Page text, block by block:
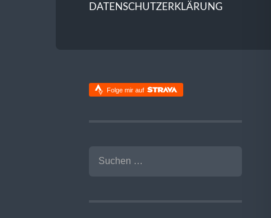
DATENSCHUTZERKLÄRUNG
Folge mir auf
NACH: